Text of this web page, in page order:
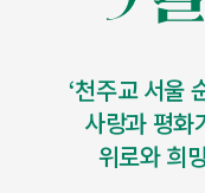
‘천주교 서울
사랑과 평화
위로와 희